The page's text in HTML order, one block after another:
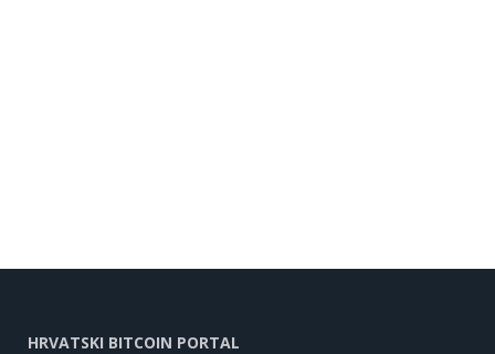
HRVATSKI BITCOIN PORTAL